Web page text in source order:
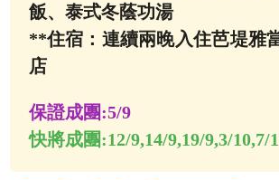
飯、泰式冬蔭功湯
**住宿：連續兩晚入住芭堤雅
店
保證成團:5/9
快將成團:12/9,14/9,19/9,3/10,7/